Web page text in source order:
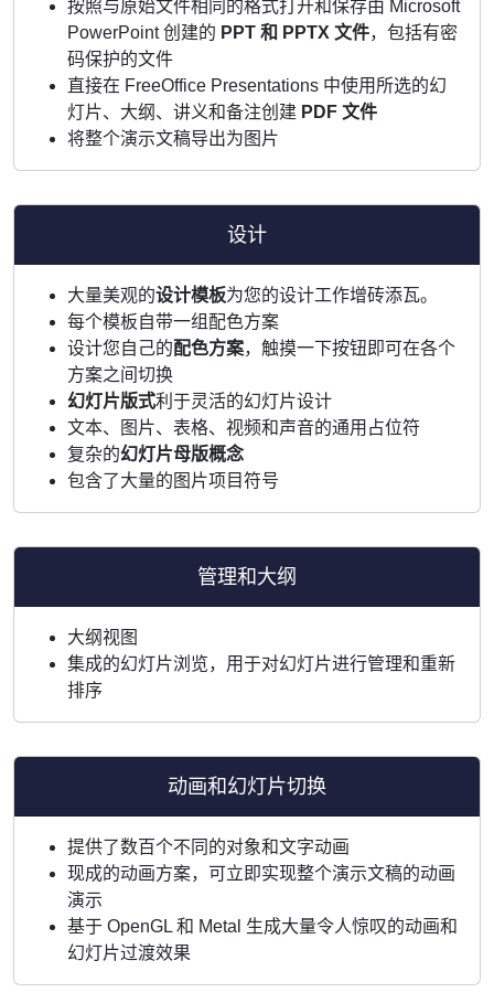
按照与原始文件相同的格式打开和保存由 Microsoft
PowerPoint 创建的 PPT 和 PPTX 文件，包括有密
码保护的文件
直接在 FreeOffice Presentations 中使用所选的幻
灯片、大纲、讲义和备注创建 PDF 文件
将整个演示文稿导出为图片
设计
大量美观的设计模板为您的设计工作增砖添瓦。
每个模板自带一组配色方案
设计您自己的配色方案，触摸一下按钮即可在各个
方案之间切换
幻灯片版式利于灵活的幻灯片设计
文本、图片、表格、视频和声音的通用占位符
复杂的幻灯片母版概念
包含了大量的图片项目符号
管理和大纲
大纲视图
集成的幻灯片浏览，用于对幻灯片进行管理和重新
排序
动画和幻灯片切换
提供了数百个不同的对象和文字动画
现成的动画方案，可立即实现整个演示文稿的动画
演示
基于 OpenGL 和 Metal 生成大量令人惊叹的动画和
幻灯片过渡效果